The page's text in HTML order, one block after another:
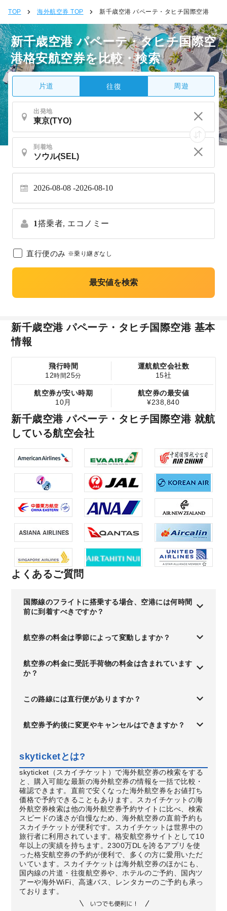
TOP 海外航空券 TOP 新千歳空港 パペーテ・タヒチ国際空港
新千歳空港 パペーテ・タヒチ国際空
港格安航空券を比較・検索
片道 往復 周遊
出発地
到着地
2026-08-08 2026-08-10
1搭乗者, エコノミー
直行便のみ ※乗り継ぎなし
最安値を検索
新千歳空港 パペーテ・タヒチ国際空港 基本
情報
飛行時間
12時間25分
運航航空会社数
15社
航空券が安い時期
10月
航空券の最安値
¥238,840
新千歳空港 パペーテ・タヒチ国際空港 就航
している航空会社
よくあるご質問
国際線のフライトに搭乗する場合、空港には何時間
前に到着すべきですか？
航空券の料金は季節によって変動しますか？
航空券の料金に受託手荷物の料金は含まれています
か？
この路線には直行便がありますか？
航空券予約後に変更やキャンセルはできますか？
skyticketとは?
skyticket（スカイチケット）で海外航空券の検索をする
と、購入可能な最新の海外航空券の情報を一括で比較・
確認できます。直前で安くなった海外航空券をお値打ち
価格で予約できることもあります。スカイチケットの海
外航空券検索は他の海外航空券予約サイトに比べ、検索
スピードの速さが自慢なため、海外航空券の直前予約も
スカイチケットが便利です。スカイチケットは世界中の
旅行者に利用されています。格安航空券サイトとして10
年以上の実績を持ちます。2300万DLを誇るアプリを使
った格安航空券の予約が便利で、多くの方に愛用いただ
いています。スカイチケットは海外航空券のほかにも、
国内線の片道・往復航空券や、ホテルのご予約、国内ツ
アーや海外WiFi、高速バス、レンタカーのご予約も承っ
ております。